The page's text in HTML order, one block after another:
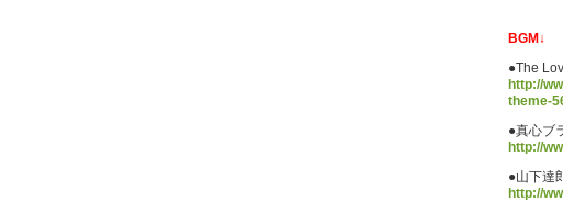
BGM↓
●The
http://
theme-
●真心ブ
http://
●山下達
http://